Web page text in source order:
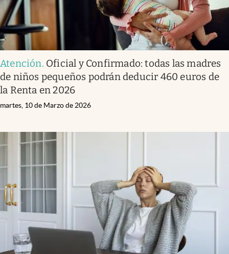
Atención. Oficial y Confirmado: todas las madres
de niños pequeños podrán deducir 460 euros de
la Renta en 2026
martes, 10 de Marzo de 2026